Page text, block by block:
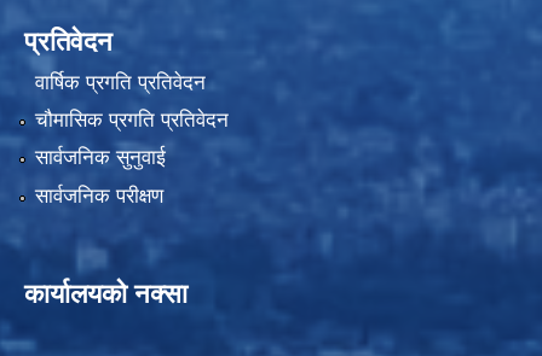
प्रतिवेदन
वार्षिक प्रगति प्रतिवेदन
चौमासिक प्रगति प्रतिवेदन
सार्वजनिक सुनुवाई
सार्वजनिक परीक्षण
कार्यालयको नक्सा